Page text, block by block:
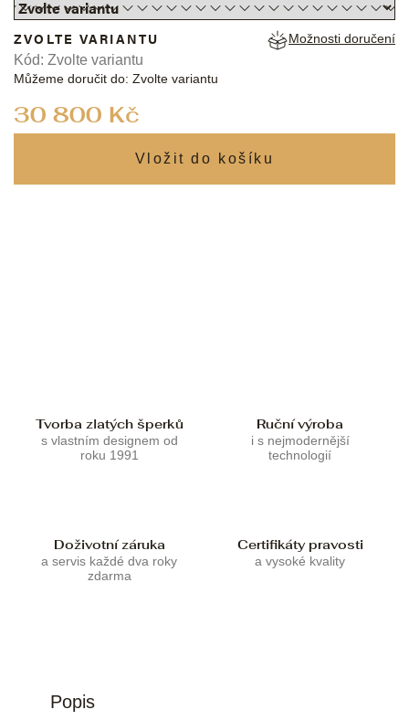
30 800 Kč
ZVOLTE VARIANTU
Můžeme doručit do: Zvolte variantu
Možnosti doručení
Kód: Zvolte variantu
Tvorba zlatých šperků
s vlastním designem od
roku 1991
Ruční výroba
i s nejmodernější
technologií
Doživotní záruka
a servis každé dva roky
zdarma
Certifikáty pravosti
a vysoké kvality
Popis